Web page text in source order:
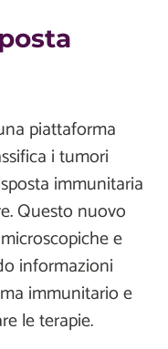
piattaforma
i tumori
immunitaria
Questo nuovo
e
informazioni
immunitario e
le terapie.